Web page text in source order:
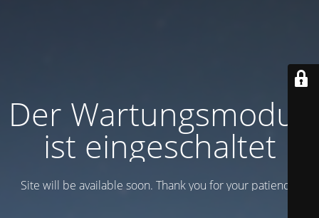
Der Wartungsmodus
ist eingeschaltet
Site will be available soon. Thank you for your patience!